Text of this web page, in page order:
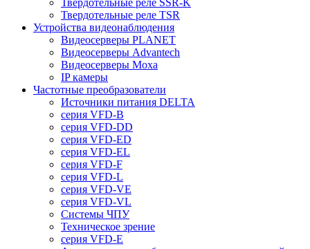
Твердотельные реле SSR-K
Твердотельные реле TSR
Устройства видеонаблюдения
Видеосерверы PLANET
Видеосерверы Advantech
Видеосерверы Moxa
IP камеры
Частотные преобразователи
Источники питания DELTA
серия VFD-B
серия VFD-DD
серия VFD-ED
серия VFD-EL
серия VFD-F
серия VFD-L
серия VFD-VE
серия VFD-VL
Системы ЧПУ
Техническое зрение
серия VFD-E